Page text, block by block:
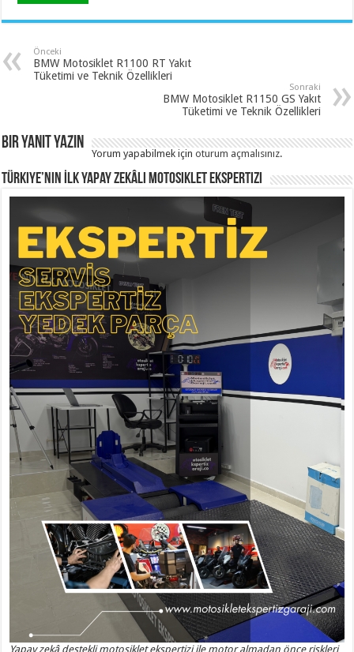
Önceki
BMW Motosiklet R1100 RT Yakıt
Tüketimi ve Teknik Özellikleri
Sonraki
BMW Motosiklet R1150 GS Yakıt
Tüketimi ve Teknik Özellikleri
Bir yanıt yazın
Yorum yapabilmek içinoturum açmalısınız.
Türkiye’nin İlk Yapay Zekâlı Motosiklet Ekspertizi
Yapay zekâ destekli motosiklet ekspertizi ile motor almadan önce riskleri